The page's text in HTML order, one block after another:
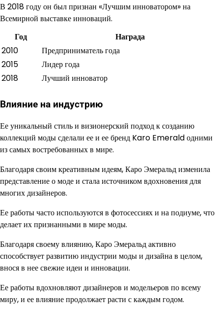
В 2018 году он был признан «Лучшим инноватором» на
Всемирной выставке инноваций.
Год
Награда
2010
Предприниматель года
2015
Лидер года
2018
Лучший инноватор
Влияние на индустрию
Ее уникальный стиль и визионерский подход к созданию
коллекций моды сделали ее и ее бренд Karo Emerald одними
из самых востребованных в мире.
Благодаря своим креативным идеям, Каро Эмеральд изменила
представление о моде и стала источником вдохновения для
многих дизайнеров.
Ее работы часто используются в фотосессиях и на подиуме, что
делает их признанными в мире моды.
Благодаря своему влиянию, Каро Эмеральд активно
способствует развитию индустрии моды и дизайна в целом,
внося в нее свежие идеи и инновации.
Ее работы вдохновляют дизайнеров и модельеров по всему
миру, и ее влияние продолжает расти с каждым годом.